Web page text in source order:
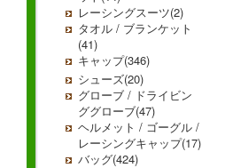
レーシングスーツ(2)
タオル / ブランケット
(41)
キャップ(346)
シューズ(20)
グローブ / ドライビン
ググローブ(47)
ヘルメット / ゴーグル /
レーシングキャップ(17)
バッグ(424)